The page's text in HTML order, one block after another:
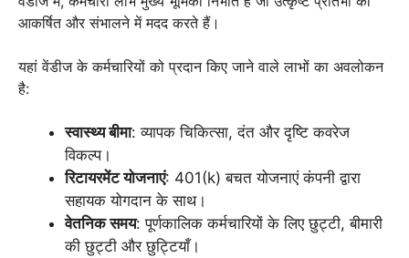
आकर्षित और संभालने में मदद करते हैं।
यहां वेंडीज के कर्मचारियों को प्रदान किए जाने वाले लाभों का अवलोकन
है:
स्वास्थ्य बीमा: व्यापक चिकित्सा, दंत और दृष्टि कवरेज
विकल्प।
रिटायरमेंट योजनाएं: 401(k) बचत योजनाएं कंपनी द्वारा
सहायक योगदान के साथ।
वेतनिक समय: पूर्णकालिक कर्मचारियों के लिए छुट्टी, बीमारी
की छुट्टी और छुट्टियाँ।